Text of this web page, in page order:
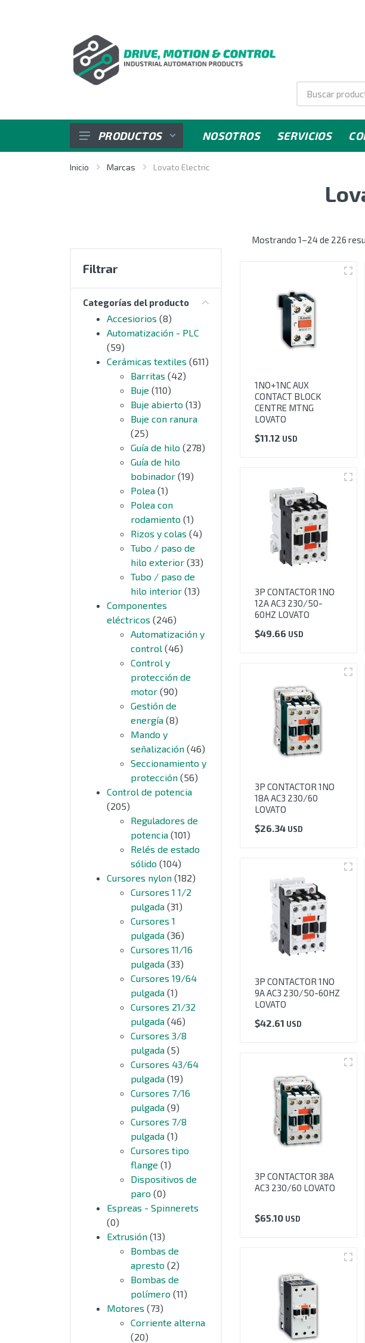
SENSORES
EXTRUSIÓN
COMPONENTES ELÉCTRICOS
CURSORES NYLON
CERÁMICAS TEXTILES
AUTOMATIZACIÓN - PLC
ACCESIORIOS
SIN CATEGORIZAR
PRODUCTOS NOSOTROS SERVICIOS
Inicio Marcas Lovato Electric
Filtrar
Categorías del producto
Accesiorios (8)
Automatización - PLC
(59)
Cerámicas textiles (611)
Barritas (42)
Buje (110)
Buje abierto (13)
Buje con ranura
(25)
Guía de hilo (278)
Guía de hilo
bobinador (19)
Polea (1)
Polea con
rodamiento (1)
Rizos y colas (4)
Tubo / paso de
hilo exterior (33)
Tubo / paso de
hilo interior (13)
Componentes
eléctricos (246)
Automatización y
control (46)
Control y
protección de
motor (90)
Gestión de
energía (8)
Mando y
señalización (46)
Seccionamiento y
protección (56)
Control de potencia
(205)
Reguladores de
potencia (101)
Relés de estado
sólido (104)
Cursores nylon (182)
Cursores 1 1/2
pulgada (31)
Cursores 1
pulgada (36)
Cursores 11/16
pulgada (33)
Cursores 19/64
pulgada (1)
Cursores 21/32
pulgada (46)
Cursores 3/8
pulgada (5)
Cursores 43/64
pulgada (19)
Cursores 7/16
pulgada (9)
Cursores 7/8
pulgada (1)
Cursores tipo
flange (1)
Dispositivos de
paro (0)
Espreas - Spinnerets
(0)
Extrusión (13)
Bombas de
apresto (2)
Bombas de
polímero (11)
Motores (73)
Corriente alterna
(20)
Mostrando 1–24 de 226
1NO+1NC AUX
CONTACT BLOCK
CENTRE MTNG
LOVATO
$11.12 USD
3P CONTACTOR 1NO
12A AC3 230/50-
60HZ LOVATO
$49.66 USD
3P CONTACTOR 1NO
18A AC3 230/60
LOVATO
$26.34 USD
3P CONTACTOR 1NO
9A AC3 230/50-60HZ
LOVATO
$42.61 USD
3P CONTACTOR 38A
AC3 230/60 LOVATO
$65.10 USD